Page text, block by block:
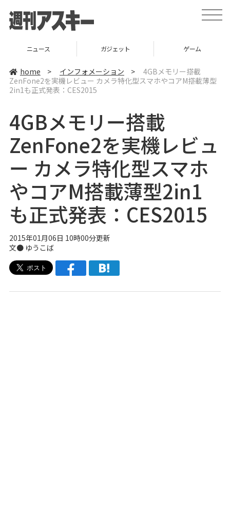
t
o
i
ニュース ガジェット ゲーム
home > インフォメーション >
4GBメモリー搭載
ZenFone2を実機レビュー カメラ特化型スマホやコアM搭載薄型
2in1も正式発表：CES2015
4GBメモリー搭載
ZenFone2を実機レビュ
ー カメラ特化型スマホ
やコアM搭載薄型2in1
も正式発表：CES2015
2015年01月06日 10時00分更新
文● ゆうこば